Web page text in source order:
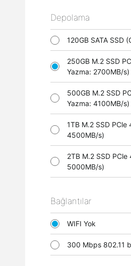
Depolama
120GB SATA SSD
250GB M.2 SSD
Yazma: 2700MB/s)
500GB M.2 SSD
Yazma: 4100MB/s)
1TB M.2 SSD
4500MB/s)
2TB M.2 SSD
5000MB/s)
Bağlantılar
WIFI Yok
300 Mbps 802.11